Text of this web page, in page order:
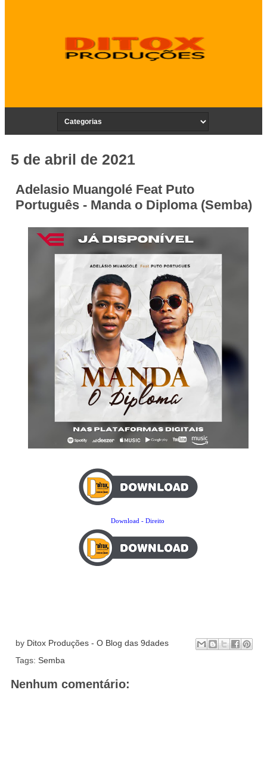
5 de abril de 2021
Adelasio Muangolé Feat Puto
Português - Manda o Diploma (Semba)
Download - Direito
by Ditox Produções - O Blog das 9dades
Tags: Semba
Nenhum comentário: